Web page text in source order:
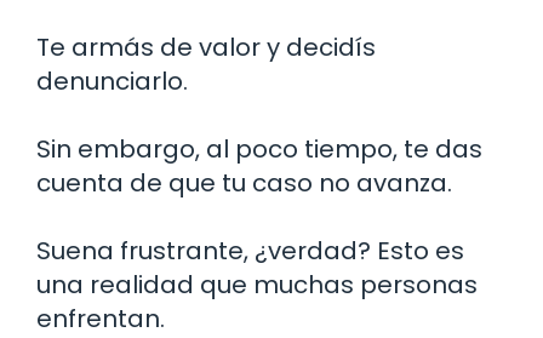
Te armás de valor y decidís
denunciarlo.
Sin embargo, al poco tiempo, te das
cuenta de que tu caso no avanza.
Suena frustrante, ¿verdad? Esto es
una realidad que muchas personas
enfrentan.